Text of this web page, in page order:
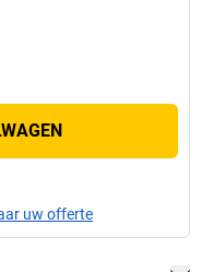
uw offerte